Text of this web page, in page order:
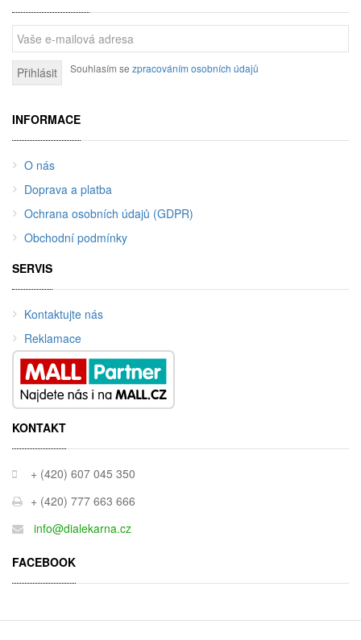
Přihlásit Souhlasím se zpracováním osobních údajů
INFORMACE
O nás
Doprava a platba
Ochrana osobních údajů (GDPR)
Obchodní podmínky
SERVIS
Kontaktujte nás
Reklamace
KONTAKT
+ (420) 607 045 350
+ (420) 777 663 666
info@dialekarna.cz
FACEBOOK